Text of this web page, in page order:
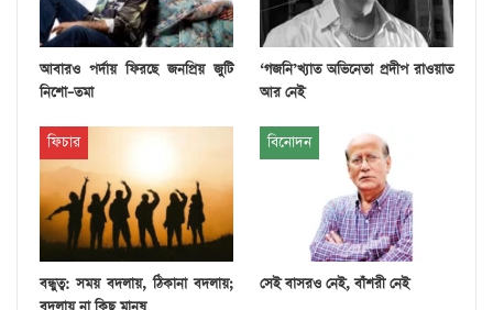
আবারও পর্দায় ফিরছে জনপ্রিয় জুটি
নিশো–তমা
‘গজনি’খ্যাত অভিনেতা প্রদীপ রাওয়াত
আর নেই
ফিচার
বন্ধুত্ব: সময় বদলায়, ঠিকানা বদলায়;
বিনোদন
সেই বাসরও নেই, বাঁশরী নেই